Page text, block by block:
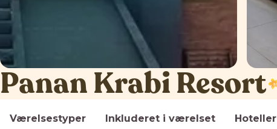
Panan Krabi Resort
Værelsestyper Inkluderet i værelset Hoteller